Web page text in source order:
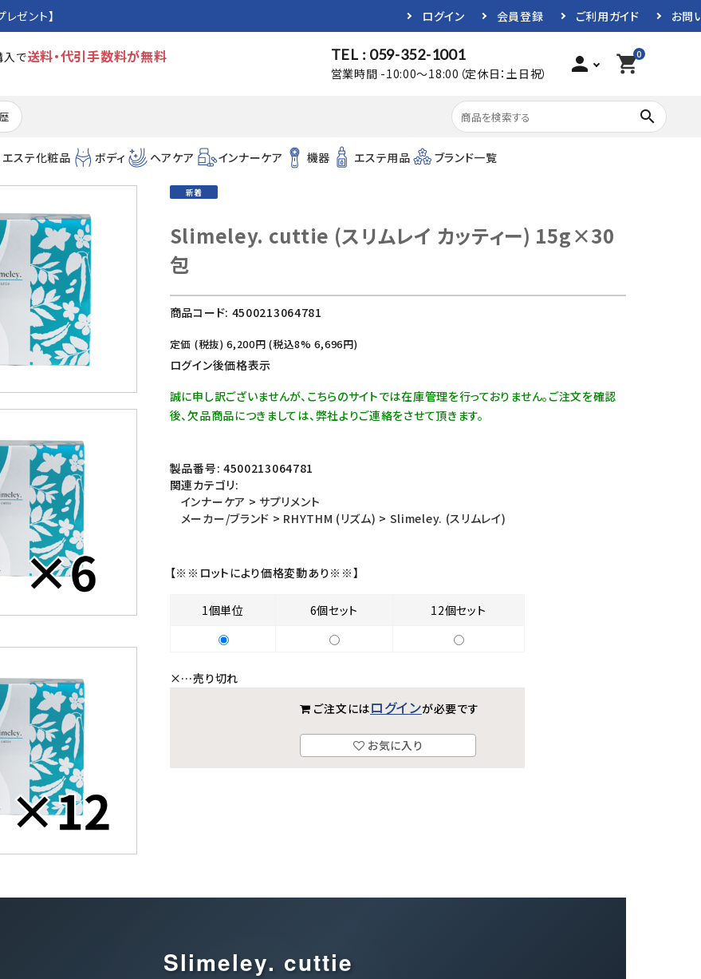
ゼント】 ログイン 会員登録 ご利用ガイド お問
入で送料・代引手数料が無料 TEL : 059-352-1001
営業時間 -10:00～18:00（定休日：土日祝） person 0
shopping_cart
search
エステ化粧品 ボディ ヘアケア インナーケア 機器 エステ用品 ブランド一覧
新着
Slimeley. cuttie (スリムレイ カッティー) 15g×30
包
商品コード: 4500213064781
定価 (税抜) 6,200円 (税込8%6,696円)
ログイン後価格表示
誠に申し訳ございませんが、こちらのサイトでは在庫管理を行っておりません。ご注文を確認
後、欠品商品につきましては、弊社よりご連絡をさせて頂きます。
製品番号: 4500213064781
関連カテゴリ:
インナーケア >サプリメント
メーカー/ブランド > RHYTHM (リズム) > Slimeley. (スリムレイ)
【※※ロットにより価格変動あり※※】
1個単位 6個セット 12個セット
×…売り切れ
ご注文にはログインが必要です
お気に入り
Slimeley. cuttie